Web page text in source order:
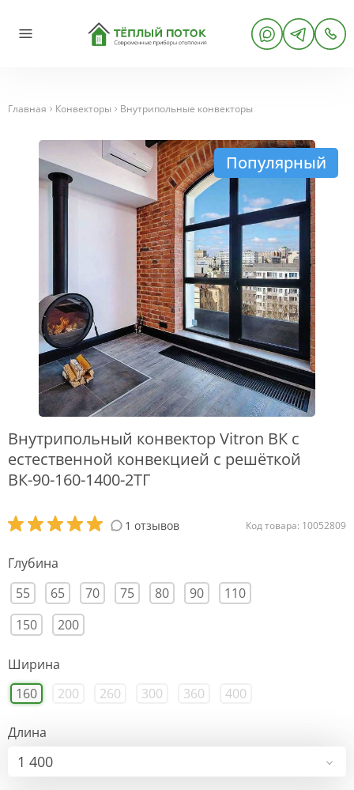
Главная Конвекторы Внутрипольные конвекторы
Популярный
Внутрипольный конвектор Vitron ВК с
естественной конвекцией с решёткой
ВК-90-160-1400-2ТГ
1 отзывов Код товара: 10052809
Глубина
55
65 70 75 80 90
110
150
200
Ширина
160
200 260 300 360 400
Длина
1 400